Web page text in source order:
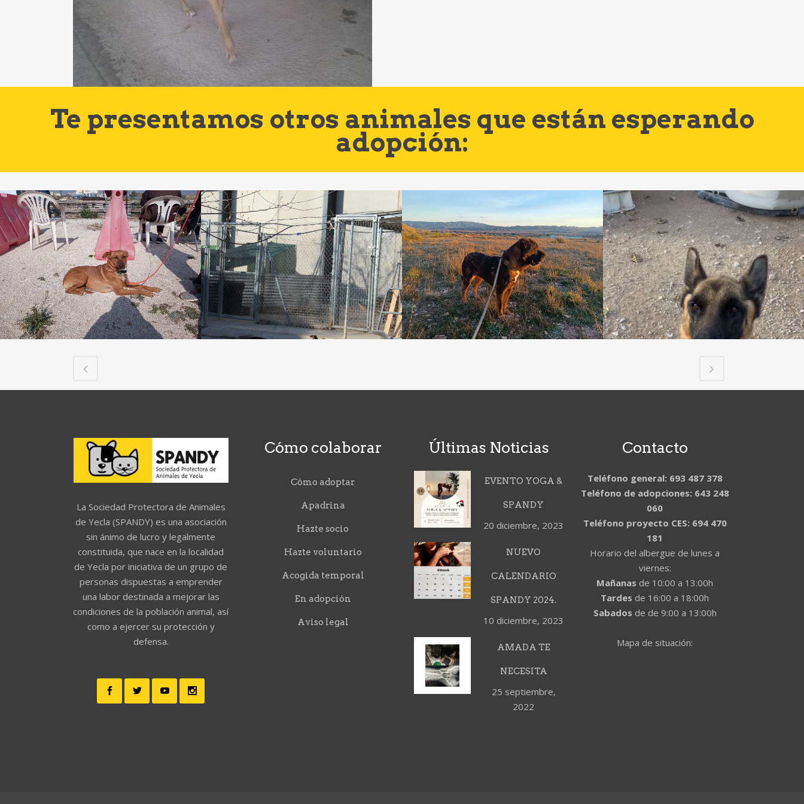
Te presentamos otros animales que están esperando
adopción:
La Sociedad Protectora de Animales
de Yecla (SPANDY) es una asociación
sin ánimo de lucro y legalmente
constituida, que nace en la localidad
de Yecla por iniciativa de un grupo de
personas dispuestas a emprender
una labor destinada a mejorar las
condiciones de la población animal, así
como a ejercer su protección y
defensa.
Cómo colaborar
Cómo adoptar
Apadrina
Hazte socio
Hazte voluntario
Acogida temporal
En adopción
Aviso legal
Últimas Noticias
EVENTO YOGA &
SPANDY
20 diciembre, 2023
NUEVO
CALENDARIO
SPANDY 2024.
10 diciembre, 2023
AMADA TE
NECESITA
25 septiembre,
2022
Contacto
Teléfono general: 693 487 378
Teléfono de adopciones: 643 248
060
Teléfono proyecto CES: 694 470
181
Horario del albergue de lunes a
viernes:
Mañanas de 10:00 a 13:00h
Tardes de 16:00 a 18:00h
Sabados de de 9:00 a 13:00h
Mapa de situación: